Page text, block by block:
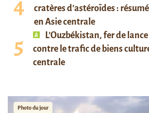
cratères d’astéroïdes :
en Asie centrale
L’Ouzbékistan, fer de
contre le trafic de biens
centrale
Photo du jour